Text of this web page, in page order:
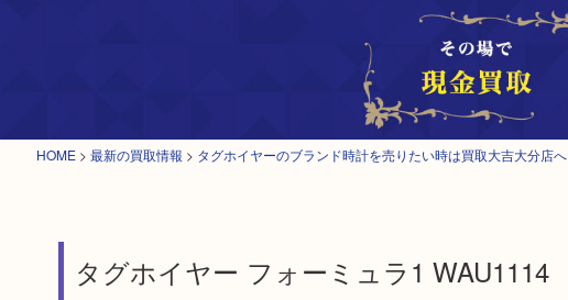
HOME > 最新の買取情報 > タグホイヤーのブランド時計を売りたい時は買取大吉大分店へ
タグホイヤー フォーミュラ1 WAU1114